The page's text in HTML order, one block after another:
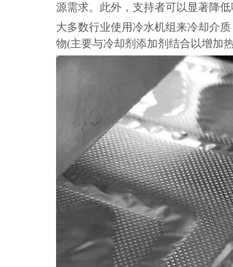
源需求。此外，支持者可以显著降低
大多数行业使用冷水机组来冷却介
物(主要与冷却剂添加剂结合以增加